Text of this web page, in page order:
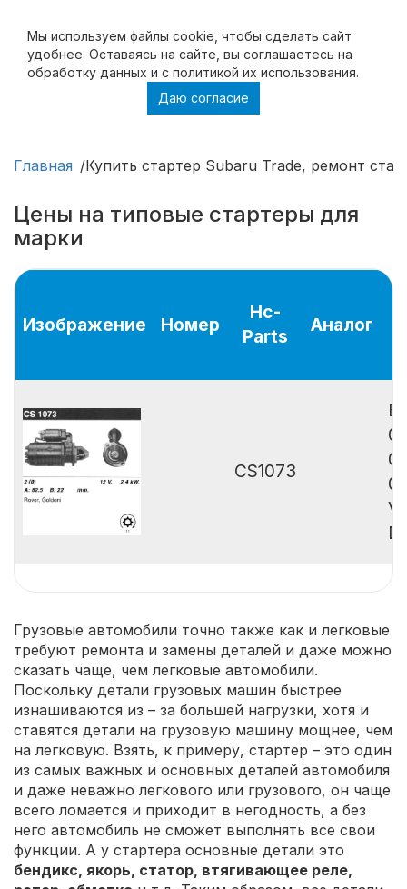
Мы используем файлы cookie, чтобы cделать сайт
удобнее. Оставаясь на сайте, вы соглашаетесь на
обработку данных и с политикой их использования.
Даю согласие
Купить стартер Subaru Trade, ремонт
Главная Купить стартер Subaru Trade, ремонт
Цены на типовые стартеры для
марки
Изображение Номер
Hc-
Parts
Аналог
CS1073
Грузовые автомобили точно также как и легковые
требуют ремонта и замены деталей и даже можно
сказать чаще, чем легковые автомобили.
Поскольку детали грузовых машин быстрее
изнашиваются из – за большей нагрузки, хотя и
ставятся детали на грузовую машину мощнее, чем
на легковую. Взять, к примеру, стартер – это один
из самых важных и основных деталей автомобиля
и даже неважно легкового или грузового, он чаще
всего ломается и приходит в негодность, а без
него автомобиль не сможет выполнять все свои
функции. А у стартера основные детали это
бендикс, якорь, статор, втягивающее реле,